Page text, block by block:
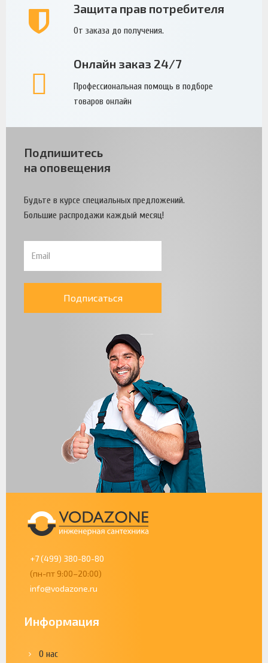
Защита прав потребителя
От заказа до получения.
Онлайн заказ 24/7
Профессиональная помощь в подборе
товаров онлайн
Подпишитесь
на оповещения
Будьте в курсе специальных предложений.
Большие распродажи каждый месяц!
Подписаться
+7 (499) 380-80-80
(пн-пт 9:00–20:00)
info@vodazone.ru
Информация
О нас